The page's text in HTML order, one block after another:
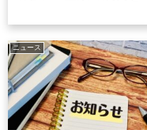
ることをご存じでしょ
うか？
ニュース